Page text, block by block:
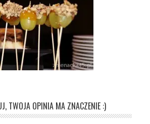
TWOJA OPINIA MA ZNACZENIE :)